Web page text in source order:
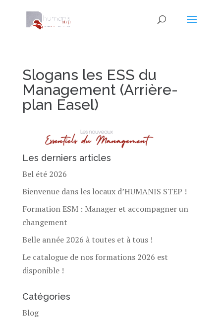
Slogans les ESS du
Management (Arrière-
plan Easel)
Les derniers articles
Bel été 2026
Bienvenue dans les locaux d’HUMANIS STEP !
Formation ESM : Manager et accompagner un
changement
Belle année 2026 à toutes et à tous !
Le catalogue de nos formations 2026 est
disponible !
Catégories
Blog